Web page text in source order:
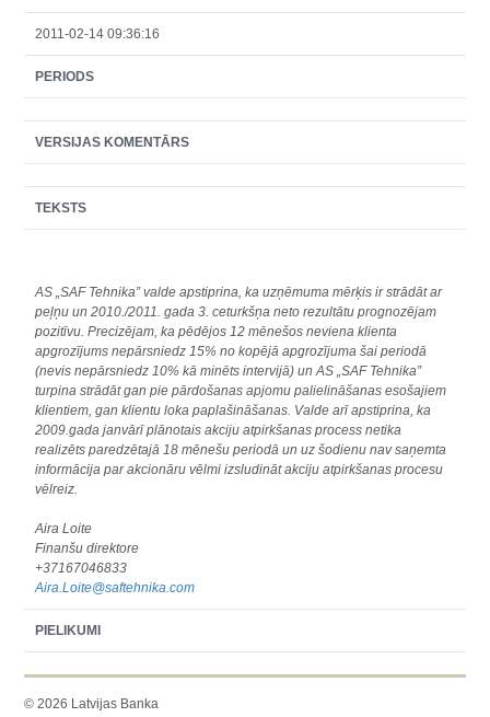
2011-02-14 09:36:16
PERIODS
VERSIJAS KOMENTĀRS
TEKSTS
AS „SAF Tehnika” valde apstiprina, ka uzņēmuma mērķis ir strādāt ar
peļņu un 2010./2011. gada 3. ceturkšņa neto rezultātu prognozējam
pozitīvu. Precizējam, ka pēdējos 12 mēnešos neviena klienta
apgrozījums nepārsniedz 15% no kopējā apgrozījuma šai periodā
(nevis nepārsniedz 10% kā minēts intervijā) un AS „SAF Tehnika”
turpina strādāt gan pie pārdošanas apjomu palielināšanas esošajiem
klientiem, gan klientu loka paplašināšanas. Valde arī apstiprina, ka
2009.gada janvārī plānotais akciju atpirkšanas process netika
realizēts paredzētajā 18 mēnešu periodā un uz šodienu nav saņemta
informācija par akcionāru vēlmi izsludināt akciju atpirkšanas procesu
vēlreiz.
Aira Loite
Finanšu direktore
+37167046833
Aira.Loite@saftehnika.com
PIELIKUMI
© 2026 Latvijas Banka